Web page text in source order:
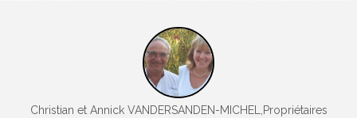
Christian et Annick VANDERSANDEN-MICHEL,Propriétaires